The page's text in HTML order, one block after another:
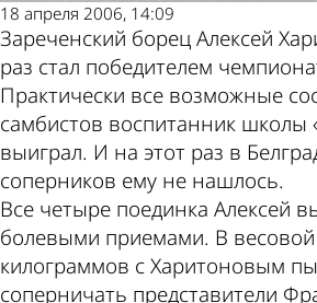
18 апреля 2006, 14:09
Зареченский борец Алексей
раз стал победителем
Практически все возможные
самбистов воспитанник школы
выиграл. И на этот раз в
соперников ему не нашлось.
Все четыре поединка Алексей
болевыми приемами. В весовой
килограммов с Харитоновым
соперничать представители